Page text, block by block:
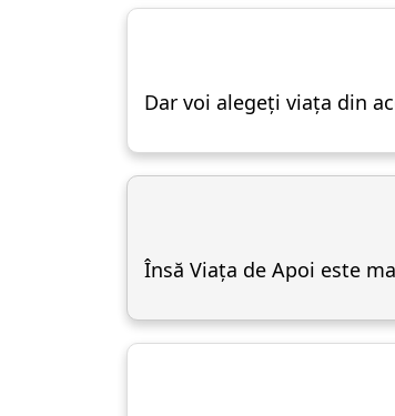
Dar voi alegeți viața din
Însă Viața de Apoi este